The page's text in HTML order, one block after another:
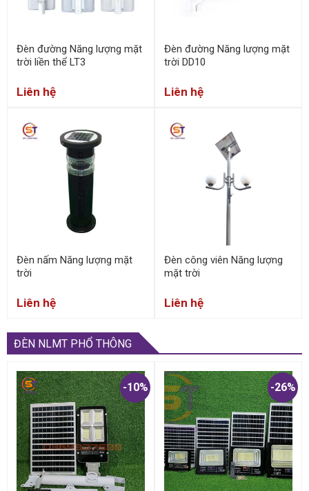
Đèn đường Năng lượng mặt
trời liền thể LT3
Liên hệ
Đèn đường Năng lượng mặt
trời DD10
Liên hệ
Đèn nấm Năng lượng mặt
trời
Liên hệ
Đèn công viên Năng lượng
mặt trời
Liên hệ
ĐÈN NLMT PHỔ THÔNG
-10% -26%